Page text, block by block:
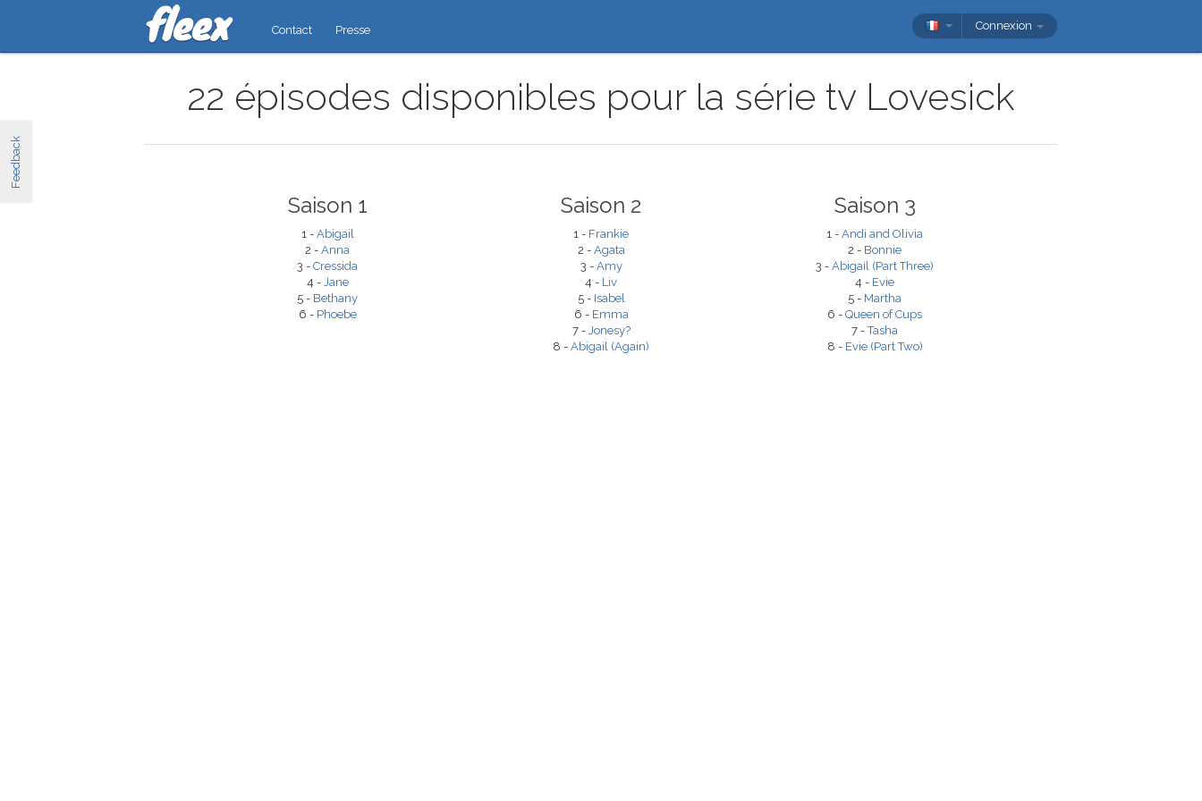
Feedback
Contact Presse Connexion
22 épisodes disponibles pour la série tv Lovesick
Saison 1
1 - Abigail
2 - Anna
3 - Cressida
4 - Jane
5 - Bethany
6 - Phoebe
Saison 2
1 - Frankie
2 - Agata
3 - Amy
4 - Liv
5 - Isabel
6 - Emma
7 - Jonesy?
8 - Abigail (Again)
Saison 3
1 - Andi and Olivia
2 - Bonnie
3 - Abigail (Part Three)
4 - Evie
5 - Martha
6 - Queen of Cups
7 -Tasha
8 - Evie (Part Two)